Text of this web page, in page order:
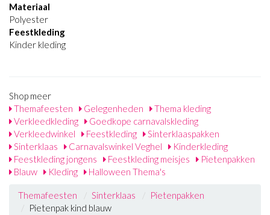
Materiaal
Polyester
Feestkleding
Kinder kleding
Shop meer
Themafeesten
Gelegenheden
Thema kleding
Verkleedkleding
Goedkope carnavalskleding
Verkleedwinkel
Feestkleding
Sinterklaaspakken
Sinterklaas
Carnavalswinkel Veghel
Kinderkleding
Feestkleding jongens
Feestkleding meisjes
Pietenpakken
Blauw
Kleding Halloween Thema's
Themafeesten Sinterklaas
Pietenpakken
Pietenpak kind blauw